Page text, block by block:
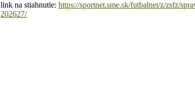
link na stiahnutie: https://sportnet.sme.sk/futbalnet/z/zsfz/
202627/